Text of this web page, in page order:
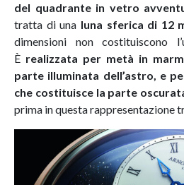
del quadrante in vetro
tratta di una luna sferica di 12
dimensioni non costituiscono
È realizzata per metà in
parte illuminata dell’astro, e
che costituisce la parte
prima in questa rappresentazione